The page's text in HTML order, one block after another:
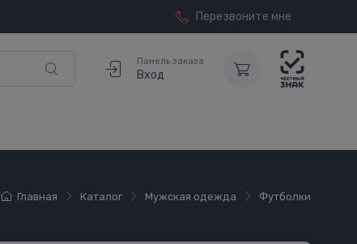
Перезвоните мне
Панель заказа
Вход
Главная Каталог Мужская одежда Футболки